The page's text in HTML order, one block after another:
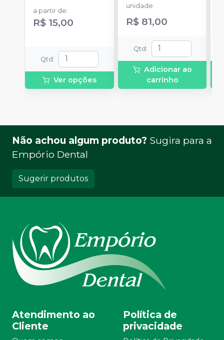
a partir de:
R$ 15,00
Qtd :
Ver opções
unidade.
R$ 81,00
Qtd :
Adicionar ao
carrinho
Não achou algum produto? Sugira para a
Empório Dental
Sugerir produtos
Atendimento ao
Cliente
Política de
privacidade